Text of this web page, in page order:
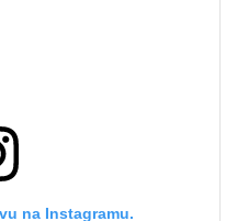
na Instagramu.